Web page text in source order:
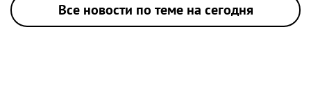
Все новости по теме на сегодня